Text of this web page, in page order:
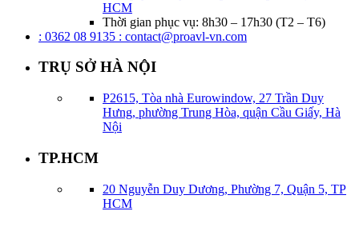
HCM
Thời gian phục vụ: 8h30 – 17h30 (T2 – T6)
: 0362 08 9135 : contact@proavl-vn.com
TRỤ SỞ HÀ NỘI
P2615, Tòa nhà Eurowindow, 27 Trần Duy
Hưng, phường Trung Hòa, quận Cầu Giấy, Hà
Nội
TP.HCM
20 Nguyễn Duy Dương, Phường 7, Quận 5, TP
HCM